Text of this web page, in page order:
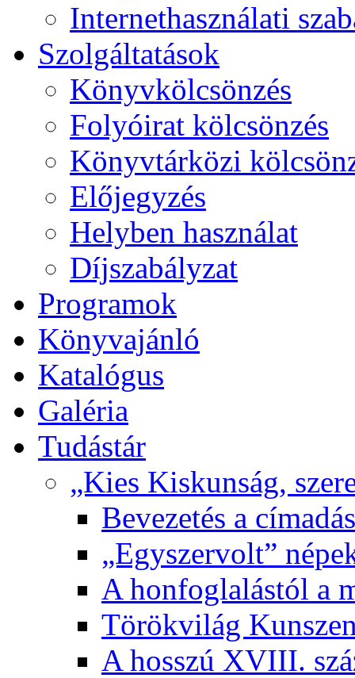
Internethasználati
Szolgáltatások
Könyvkölcsönzés
Folyóirat kölcsönzés
Könyvtárközi
Előjegyzés
Helyben használat
Díjszabályzat
Programok
Könyvajánló
Katalógus
Galéria
Tudástár
„Kies Kiskunság,
Bevezetés a
„Egyszervolt”
A honfoglalástól a
Törökvilág
A hosszú XVIII.